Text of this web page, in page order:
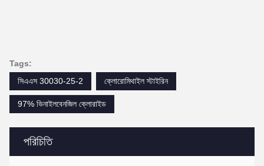
পরিচিতি
Tags:
সিএএস 30030-25-2
ক্লোরোমিথাইল স্টাইরিন
97% ভিনাইলবেনজিল ক্লোরাইড